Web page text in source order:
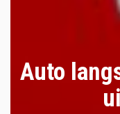
Auto